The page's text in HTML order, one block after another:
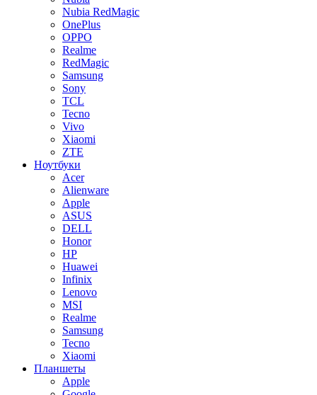
Nubia RedMagic
OnePlus
OPPO
Realme
RedMagic
Samsung
Sony
TCL
Tecno
Vivo
Xiaomi
ZTE
Ноутбуки
Acer
Alienware
Apple
ASUS
DELL
Honor
HP
Huawei
Infinix
Lenovo
MSI
Realme
Samsung
Tecno
Xiaomi
Планшеты
Apple